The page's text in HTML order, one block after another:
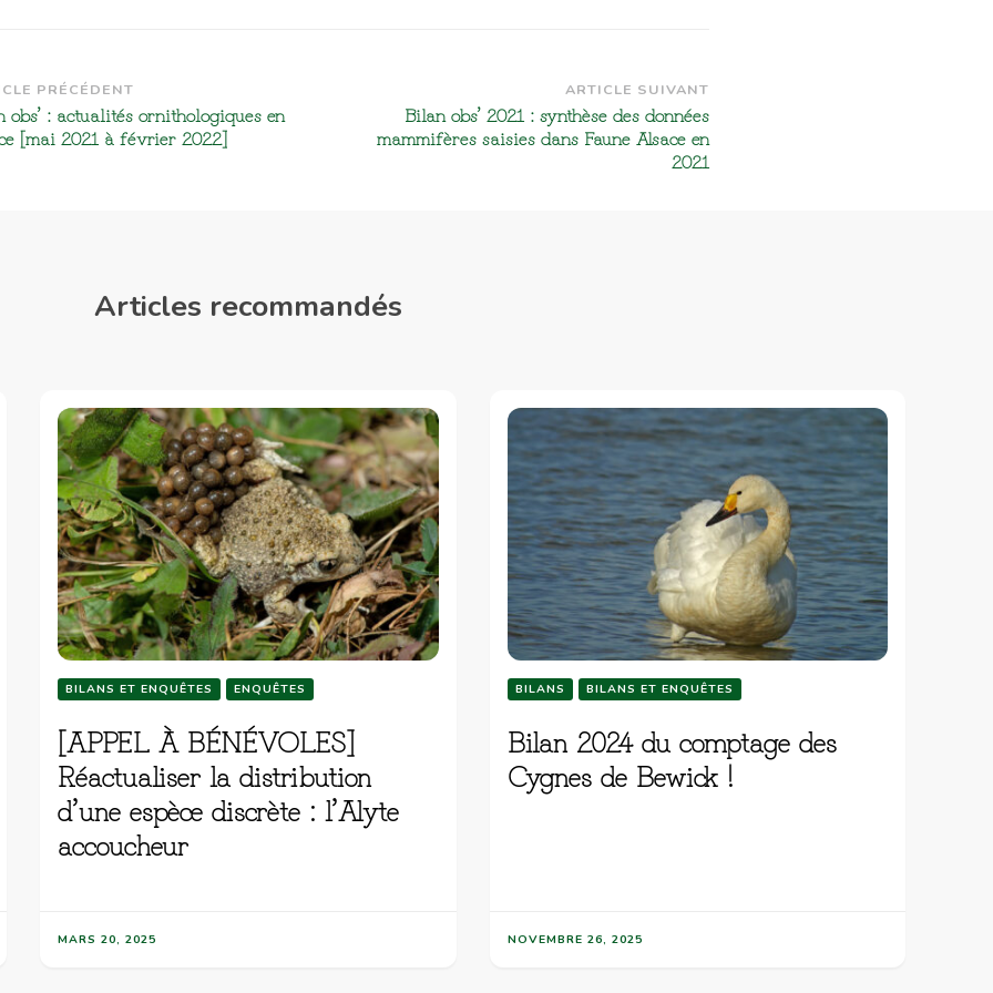
PRÉCÉDENT
obs’ : actualités ornithologiques en
[mai 2021 à février 2022]
ARTICLE SUIVANT
Bilan obs’ 2021 : synthèse des données
mammifères saisies dans Faune Alsace en
2021
Articles recommandés
BILANS ET ENQUÊTES ENQUÊTES
[APPEL À BÉNÉVOLES]
Réactualiser la distribution
d’une espèce discrète : l’Alyte
accoucheur
MARS 20, 2025
BILANS BILANS ET ENQUÊTES
Bilan 2024 du comptage des
Cygnes de Bewick !
NOVEMBRE 26, 2025